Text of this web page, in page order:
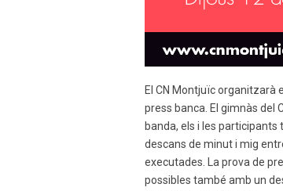
El CN Montjuïc organitzarà
press banca. El gimnàs del
banda, els i les
descans de minut i mig
executades. La prova de
possibles també amb un